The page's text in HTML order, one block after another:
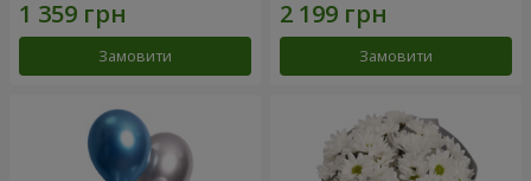
Замовити Замовити